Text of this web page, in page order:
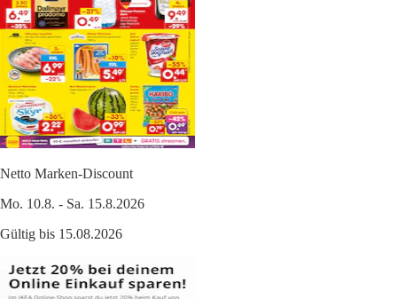
Netto Marken-Discount
Mo. 10.8. - Sa. 15.8.2026
Gültig bis 15.08.2026